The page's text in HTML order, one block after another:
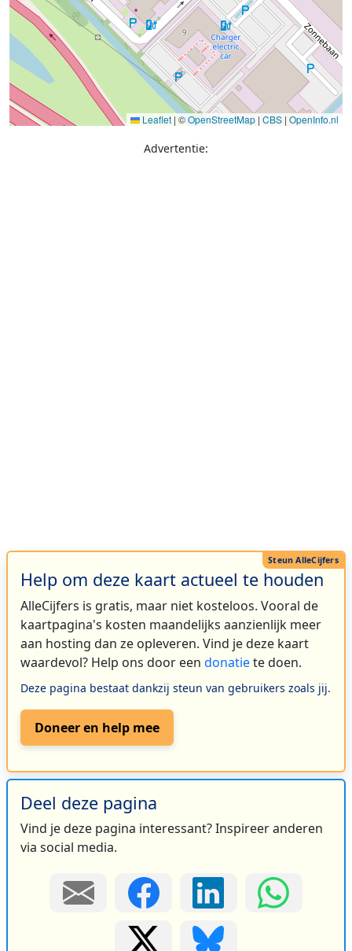
Leaflet | ©OpenStreetMap | CBS | OpenInfo.nl
Advertentie:
Help om deze kaart actueel te houden
AlleCijfers is gratis, maar niet kosteloos. Vooral de
kaartpagina's kosten maandelijks aanzienlijk meer
aan hosting dan ze opleveren. Vind je deze kaart
waardevol? Help ons door een donatiete doen.
Deze pagina bestaat dankzij steun van gebruikers zoals jij.
Doneer en help mee
Deel deze pagina
Vind je deze pagina interessant? Inspireer anderen
via social media.